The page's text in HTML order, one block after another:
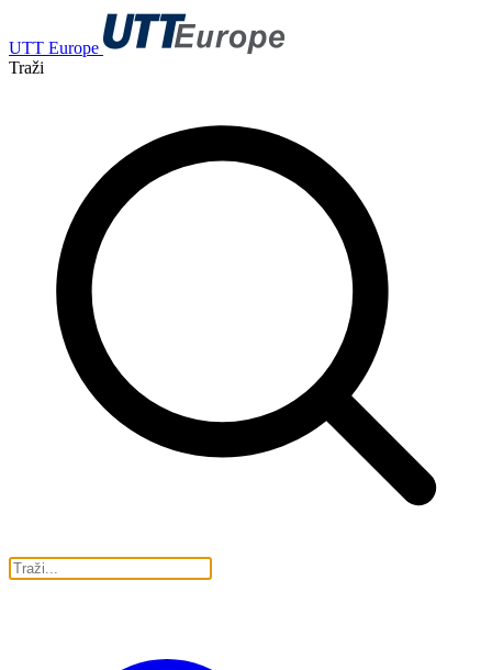
UTT Europe
Traži